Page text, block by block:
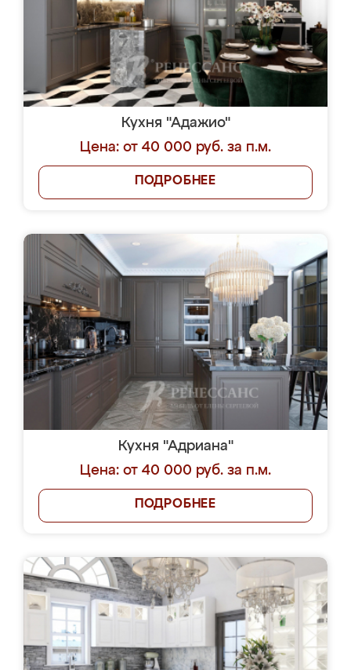
Кухня "Адажио"
Цена: от 40 000 руб. за п.м.
ПОДРОБНЕЕ
Кухня "Адриана"
Цена: от 40 000 руб. за п.м.
ПОДРОБНЕЕ